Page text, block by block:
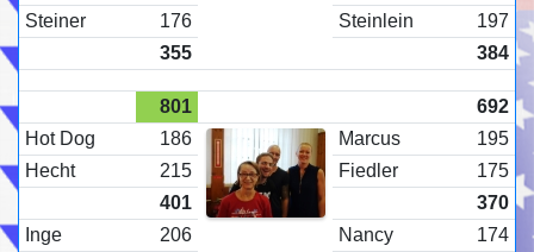
Steiner 176 Steinlein
197
355
384
801
692
Hot Dog
186 Marcus
195
Hecht
215 Fiedler
175
401
370
Inge
206 Nancy
174